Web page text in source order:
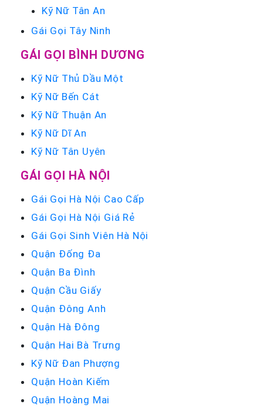
Kỹ Nữ Tân An
Gái Gọi Tây Ninh
GÁI GỌI BÌNH DƯƠNG
Kỹ Nữ Thủ Dầu Một
Kỹ Nữ Bến Cát
Kỹ Nữ Thuận An
Kỹ Nữ Dĩ An
Kỹ Nữ Tân Uyên
GÁI GỌI HÀ NỘI
Gái Gọi Hà Nội Cao Cấp
Gái Gọi Hà Nội Giá Rẻ
Gái Gọi Sinh Viên Hà Nội
Quận Đống Đa
Quận Ba Đình
Quận Cầu Giấy
Quận Đông Anh
Quận Hà Đông
Quận Hai Bà Trưng
Kỹ Nữ Đan Phượng
Quận Hoàn Kiếm
Quận Hoàng Mai